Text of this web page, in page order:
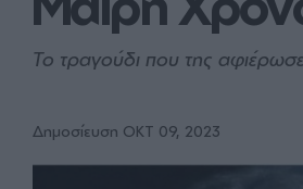
Το τραγούδι που της
Δημοσίευση ΟΚΤ 09, 2023